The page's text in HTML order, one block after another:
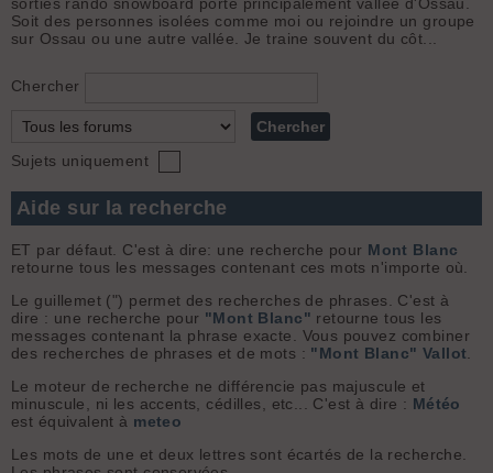
Soit des personnes isolées comme moi ou rejoindre un groupe
sur Ossau ou une autre vallée. Je traine souvent du côt...
Chercher
Sujets uniquement
Aide sur la recherche
ET par défaut. C'est à dire: une recherche pour Mont Blanc
retourne tous les messages contenant ces mots n'importe où.
Le guillemet (") permet des recherches de phrases. C'est à
dire : une recherche pour "Mont Blanc" retourne tous les
messages contenant la phrase exacte. Vous pouvez combiner
des recherches de phrases et de mots : "Mont Blanc" Vallot
Le moteur de recherche ne différencie pas majuscule et
minuscule, ni les accents, cédilles, etc... C'est à dire : Météo
est équivalent à meteo
Les mots de une et deux lettres sont écartés de la recherche.